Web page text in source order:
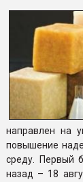
направлен на
повышение
среду. Первый
назад – 18